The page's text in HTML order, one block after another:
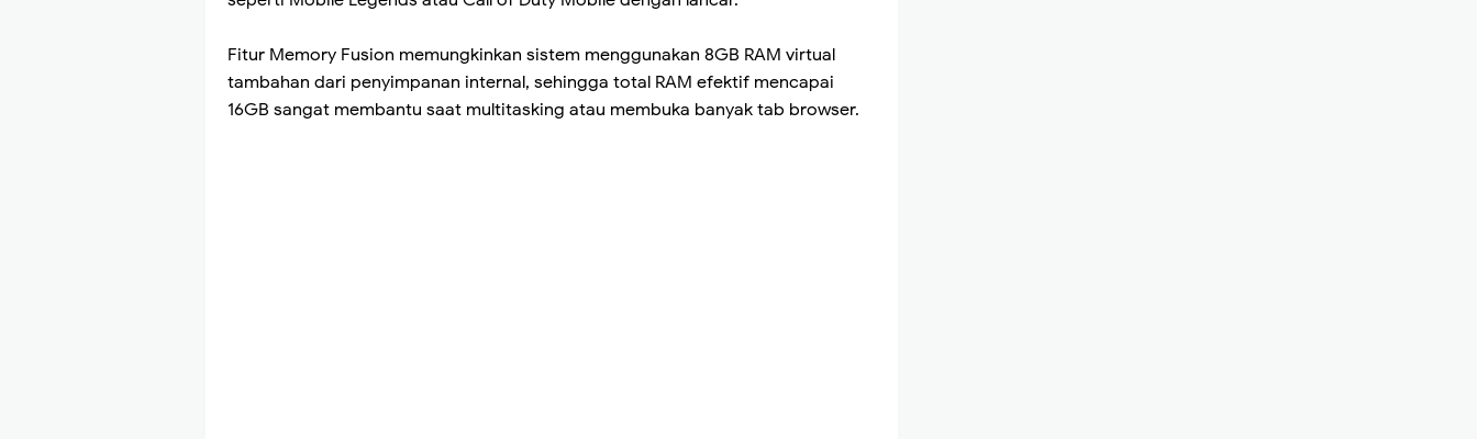
Fitur Memory Fusion memungkinkan sistem menggunakan 8GB RAM virtual
tambahan dari penyimpanan internal, sehingga total RAM efektif mencapai
16GB sangat membantu saat multitasking atau membuka banyak tab browser.